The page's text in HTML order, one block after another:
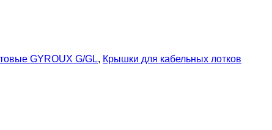
GYROUX G/GL, Крышки для кабельных лотков